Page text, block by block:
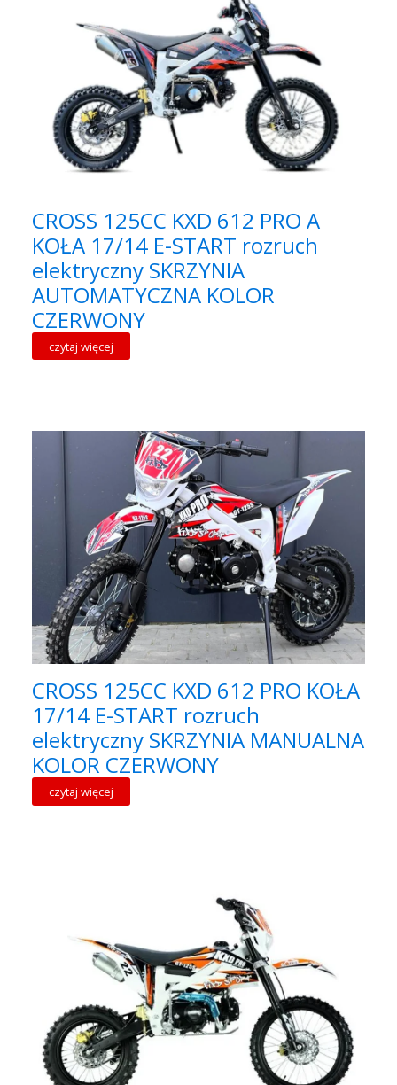
CROSS 125CC KXD 612 PRO A
KOŁA 17/14 E-START rozruch
elektryczny SKRZYNIA
AUTOMATYCZNA KOLOR
CZERWONY
czytaj więcej
CROSS 125CC KXD 612 PRO KOŁA
17/14 E-START rozruch
elektryczny SKRZYNIA MANUALNA
KOLOR CZERWONY
czytaj więcej